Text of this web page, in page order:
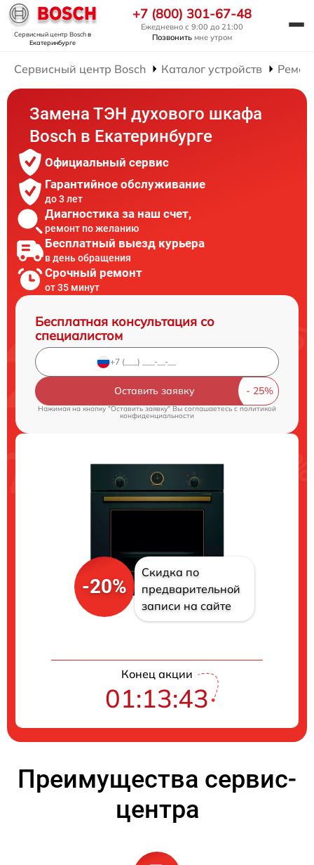
Сервисный центр Boschв
Екатеринбурге
+7 (800) 301-67-48
Ежедневно с 9:00 до 21:00
Позвонить мне утром
Сервисный центр Bosch Каталог устройств
Замена ТЭН духового шкафа
Bosch в Екатеринбурге
Официальный сервис
Гарантийное обслуживание
до 3 лет
Диагностика за наш счет,
ремонт по желанию
Бесплатный выезд курьера
в день обращения
Срочный ремонт
от 35 минут
Бесплатная консультация со
специалистом
Оставить заявку
Нажимая на кнопку "Оставить заявку" Вы соглашаетесь cполитикой
конфиденциальности
-20%
Скидка по
предварительной
записи на сайте
Конец акции
01:13:42
Преимущества сервис-
центра